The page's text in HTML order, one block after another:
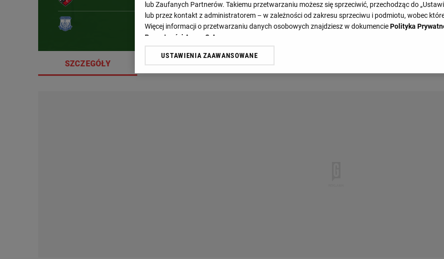
SZCZEGÓŁY SKŁADY STATYSTYKI
lub Zaufanych Partnerów. Takiemu przetwarzaniu możesz się sprzeciwić, przechodząc do
lub przez kontakt z administratorem – w zależności od zakresu sprzeciwu i podmiotu, wobec
Więcej informacji o przetwarzaniu danych osobowych znajdziesz w dokumenciePolityka
Prywatności Agora S.A.
Klikając „Akceptuję” wyrażasz też zgodę na zainstalowanie i przechowywanie plików cookie
USTAWIENIA ZAAWANSOWANE